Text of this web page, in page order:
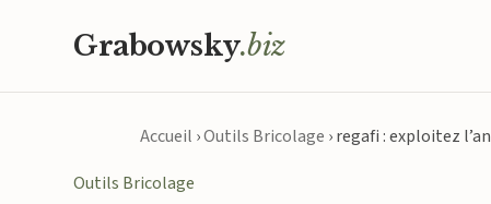
Grabowsky.biz
Accueil ›Outils Bricolage ›regafi : exploitez
Outils Bricolage